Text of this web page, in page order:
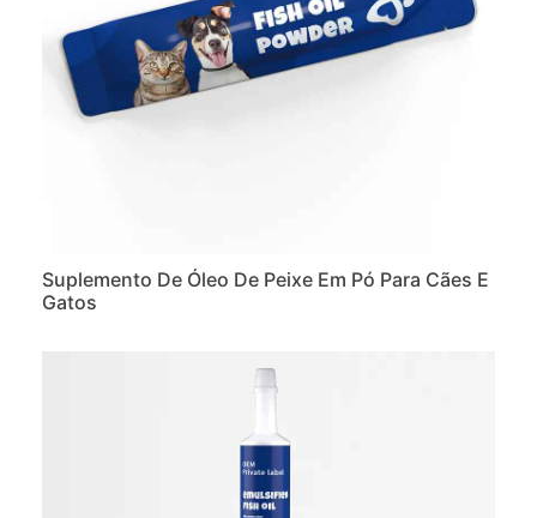
Suplemento De Óleo De Peixe Em Pó Para Cães E
Gatos